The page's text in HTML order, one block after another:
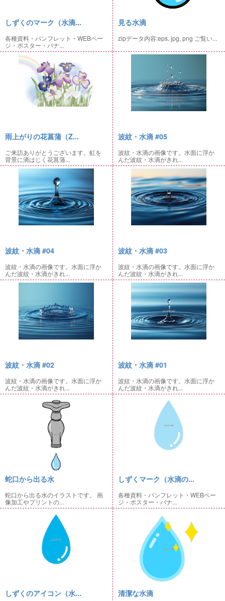
しずくのマーク（水滴...
各種資料・パンフレット・WEBペー
ジ・ポスター・バナ...
見る水滴
zipデータ内容:eps, jpg, png ご覧い...
雨上がりの花菖蒲（Z...
ご来訪ありがとうございます。虹を
背景に滴はじく花菖蒲...
波紋・水滴 #05
波紋・水滴の画像です。水面に浮か
んだ波紋・水滴がきれ...
波紋・水滴 #04
波紋・水滴の画像です。水面に浮か
んだ波紋・水滴がきれ...
波紋・水滴 #03
波紋・水滴の画像です。水面に浮か
んだ波紋・水滴がきれ...
波紋・水滴 #02
波紋・水滴の画像です。水面に浮か
んだ波紋・水滴がきれ...
波紋・水滴 #01
波紋・水滴の画像です。水面に浮か
んだ波紋・水滴がきれ...
蛇口から出る水
蛇口から出る水のイラストです。 画
像加工やプリントの...
しずくマーク（水滴の...
各種資料・パンフレット・WEBペー
ジ・ポスター・バナ...
しずくのアイコン（水... 清潔な水滴